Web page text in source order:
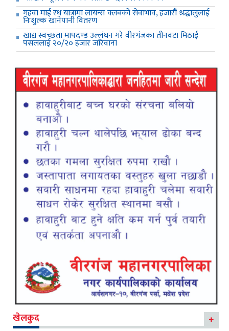
गहवा माई रथ यात्रामा लायन्स क्लबको सेवाभाव, हजारौं श्रद्धालुलाई
निःशुल्क खानेपानी वितरण
खाद्य स्वच्छता मापदण्ड उल्लंघन गरे वीरगंजका तीनवटा मिठाई
पसललाई २०/२० हजार जरिवाना
खेलकुद